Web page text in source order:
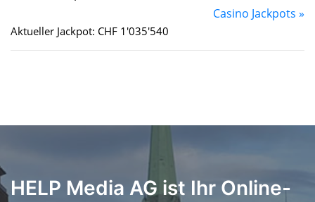
Casino Jackpots »
Aktueller Jackpot: CHF 1'035'540
HELP Media AG ist Ihr Online-